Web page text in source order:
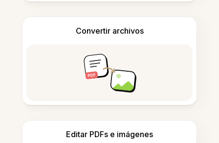
Convertir archivos
Editar PDFs e imágenes